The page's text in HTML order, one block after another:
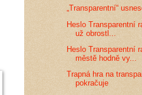
„Transparentní“
Heslo Transparentní
už obrostl...
Heslo Transparentní
městě hodně vy...
Trapná hra na
pokračuje